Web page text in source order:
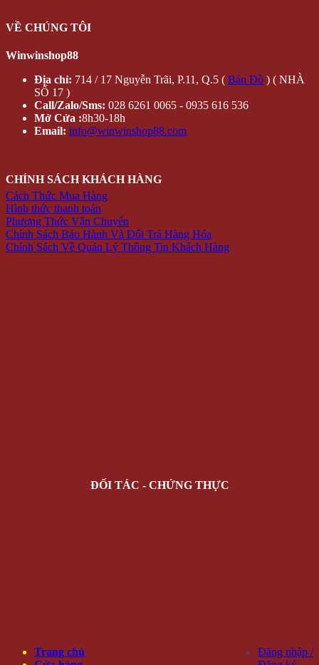
VỀ CHÚNG TÔI
Winwinshop88
Địa chỉ: 714 / 17 Nguyễn Trãi, P.11, Q.5 ( Bản Đồ ) ( NHÀ
SỐ 17 )
Call/Zalo/Sms: 028 6261 0065 - 0935 616 536
Mở Cửa :8h30-18h
Email: info@winwinshop88.com
CHÍNH SÁCH KHÁCH HÀNG
Cách Thức Mua Hàng
Hình thức thanh toán
Phương Thức Vận Chuyển
Chính Sách Bảo Hành Và Đổi Trả Hàng Hóa
Chính Sách Về Quản Lý Thông Tin Khách Hàng
ĐỐI TÁC - CHỨNG THỰC
Trang chủ
Đăng nhập /